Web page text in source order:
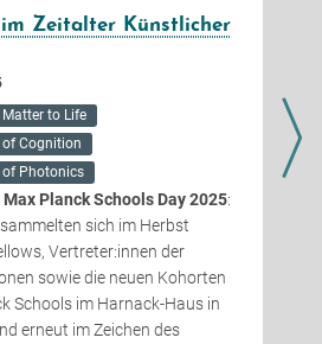
Zeitalter Künstlicher
to Life
of Cognition
of Photonics
Planck Schools Day 2025:
sich im Herbst
Vertreter:innen der
sowie die neuen Kohorten
Schools im Harnack-Haus in
erneut im Zeichen des